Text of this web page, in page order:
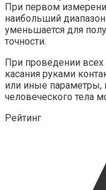
При первом
наибольший
уменьшается для
точности.
При проведении
касания руками
или иные параметры,
человеческого тела
Рейтинг